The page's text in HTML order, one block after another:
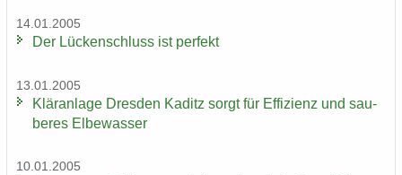
14.01.2005
Der Lü­cken­schluss ist per­fekt
13.01.2005
Klär­an­la­ge Dres­den Ka­ditz sorgt für Ef­fi­zi­enz und sau­
be­res El­be­was­ser
10.01.2005